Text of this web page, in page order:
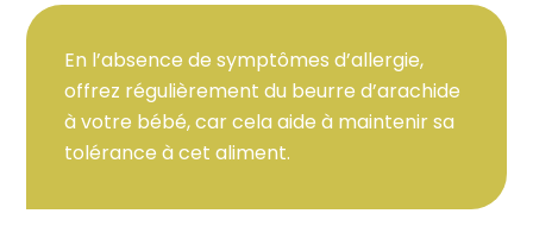
En l’absence de symptômes d’allergie,
offrez régulièrement du beurre d’arachide
à votre bébé, car cela aide à maintenir sa
tolérance à cet aliment.